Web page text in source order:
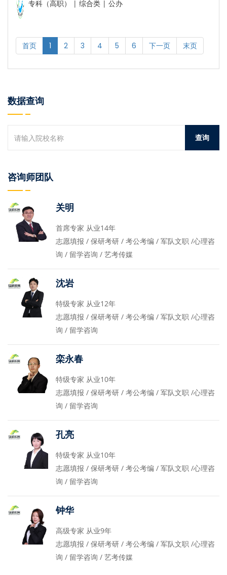
专科（高职） | 综合类 | 公办
首页 1 2 3 4 5 6 下一页 末页
数据查询
咨询师团队
关明
首席专家 从业14年
志愿填报 / 保研考研 / 考公考编 / 军队文职 /心理咨
询 / 留学咨询 / 艺考传媒
沈岩
特级专家 从业12年
志愿填报 / 保研考研 / 考公考编 / 军队文职 /心理咨
询 / 留学咨询
栾永春
特级专家 从业10年
志愿填报 / 保研考研 / 考公考编 / 军队文职 /心理咨
询 / 留学咨询
孔亮
特级专家 从业10年
志愿填报 / 保研考研 / 考公考编 / 军队文职 /心理咨
询 / 留学咨询
钟华
高级专家 从业9年
志愿填报 / 保研考研 / 考公考编 / 军队文职 /心理咨
询 / 留学咨询 / 艺考传媒